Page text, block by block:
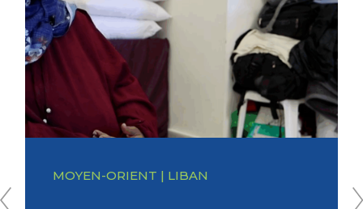
MOYEN-ORIENT | LIBAN